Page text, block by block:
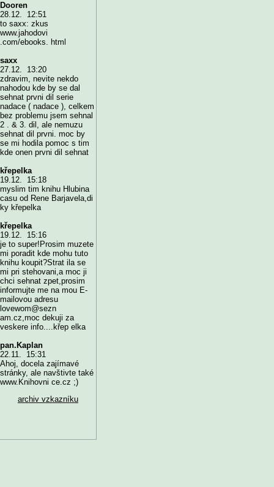
Dooren
28.12. 12:51
to saxx: zkus
www.jahodovi
.com/ebooks. html
saxx
27.12. 13:20
zdravim, nevite nekdo
nahodou kde by se dal
sehnat prvni dil serie
nadace ( nadace ), celkem
bez problemu jsem sehnal
2 . & 3. dil, ale nemuzu
sehnat dil prvni. moc by
se mi hodila pomoc s tim
kde onen prvni dil sehnat
křepelka
19.12. 15:18
myslim tim knihu Hlubina
casu od Rene Barjavela,di
ky křepelka
křepelka
19.12. 15:16
je to super!Prosim muzete
mi poradit kde mohu tuto
knihu koupit?Strat ila se
mi pri stehovani,a moc ji
chci sehnat zpet,prosim
informujte me na mou E-
mailovou adresu
lovewom@sezn
am.cz,moc dekuji za
veskere info....křep elka
pan.Kaplan
22.11. 15:31
Ahoj, docela zajímavé
stránky, ale navštivte také
www.Knihovni ce.cz ;)
archiv vzkazníku